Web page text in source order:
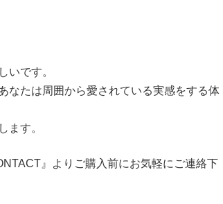
いです。
なたは周囲から愛されている実感をする体
ます。
』よりご購入前にお気軽にご連絡下